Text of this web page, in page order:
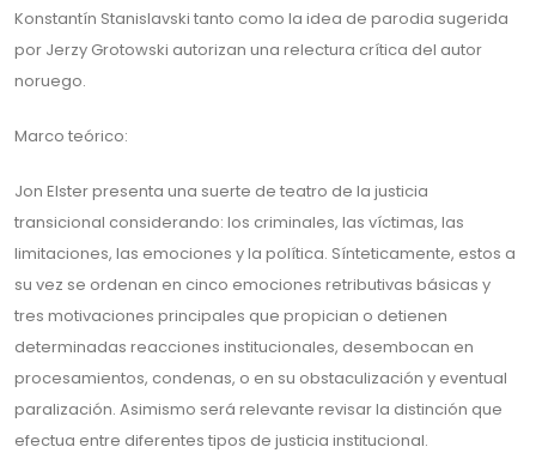
Konstantín Stanislavski tanto como la idea de parodia sugerida
por Jerzy Grotowski autorizan una relectura crítica del autor
noruego.
Marco teórico:
Jon Elster presenta una suerte de teatro de la justicia
transicional considerando: los criminales, las víctimas, las
limitaciones, las emociones y la política. Sínteticamente, estos a
su vez se ordenan en cinco emociones retributivas básicas y
tres motivaciones principales que propician o detienen
determinadas reacciones institucionales, desembocan en
procesamientos, condenas, o en su obstaculización y eventual
paralización. Asimismo será relevante revisar la distinción que
efectua entre diferentes tipos de justicia institucional.